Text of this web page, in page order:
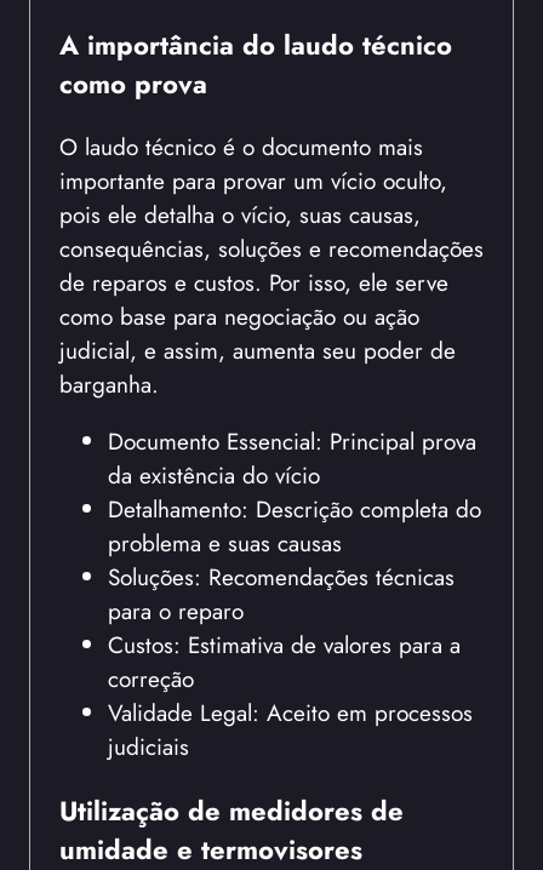
A importância do laudo técnico
como prova
O laudo técnico é o documento mais
importante para provar um vício oculto,
pois ele detalha o vício, suas causas,
consequências, soluções e recomendações
de reparos e custos. Por isso, ele serve
como base para negociação ou ação
judicial, e assim, aumenta seu poder de
barganha.
Documento Essencial: Principal prova
da existência do vício
Detalhamento: Descrição completa do
problema e suas causas
Soluções: Recomendações técnicas
para o reparo
Custos: Estimativa de valores para a
correção
Validade Legal: Aceito em processos
judiciais
Utilização de medidores de
umidade e termovisores